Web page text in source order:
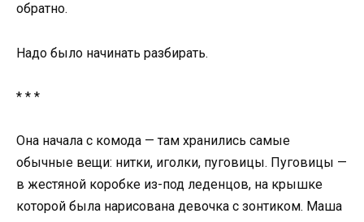
обратно.
Надо было начинать разбирать.
* * *
Она начала с комода — там хранились самые
обычные вещи: нитки, иголки, пуговицы. Пуговицы —
в жестяной коробке из-под леденцов, на крышке
которой была нарисована девочка с зонтиком. Маша